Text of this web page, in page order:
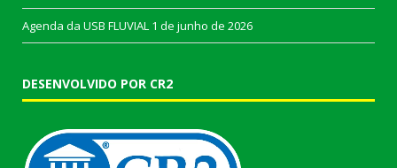
Agenda da USB FLUVIAL 1 de junho de 2026
DESENVOLVIDO POR CR2